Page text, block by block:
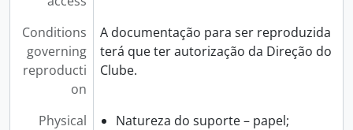
Conditions
governing
reproducti
on
A documentação para ser reproduzida
terá que ter autorização da Direção do
Clube.
Physical
Natureza do suporte – papel;